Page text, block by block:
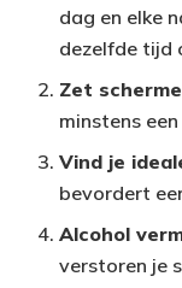
dag en elke
dezelfde tijd
Zet
minstens
Vind je
bevordert
Alcohol
verstoren je